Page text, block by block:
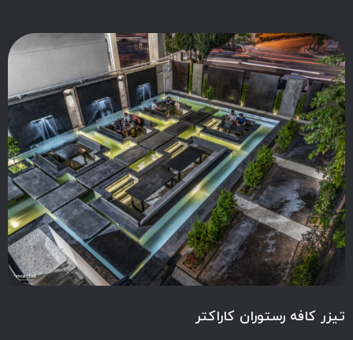
تیزر کافه رستوران کاراکتر